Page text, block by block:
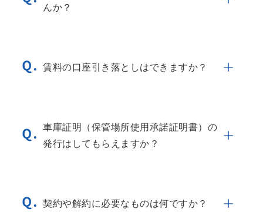
んか？
賃料の口座引き落としはできますか？
車庫証明（保管場所使用承諾証明書）の
発行はしてもらえますか？
契約や解約に必要なものは何ですか？